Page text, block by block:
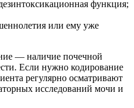
функция;
или ему уже
— наличие почечной
Если нужно кодирование
регулярно осматривают
исследований мочи и